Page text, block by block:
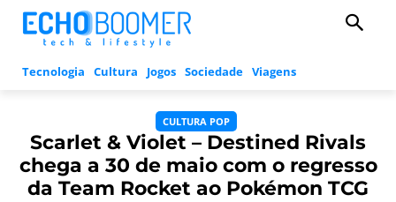
Tecnologia Cultura Jogos Sociedade Viagens
CULTURA POP
Scarlet & Violet – Destined Rivals
chega a 30 de maio com o regresso
da Team Rocket ao Pokémon TCG